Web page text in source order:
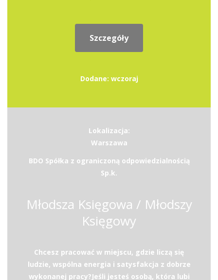
Szczegóły
Dodane: wczoraj
Lokalizacja:
Warszawa
BDO Spółka z ograniczoną odpowiedzialnością
Sp.k.
Młodsza Księgowa / Młodszy
Księgowy
Chcesz pracować w miejscu, gdzie liczą się
ludzie, wspólna energia i satysfakcja z dobrze
wykonanej pracy?Jeśli jesteś osobą, która lubi